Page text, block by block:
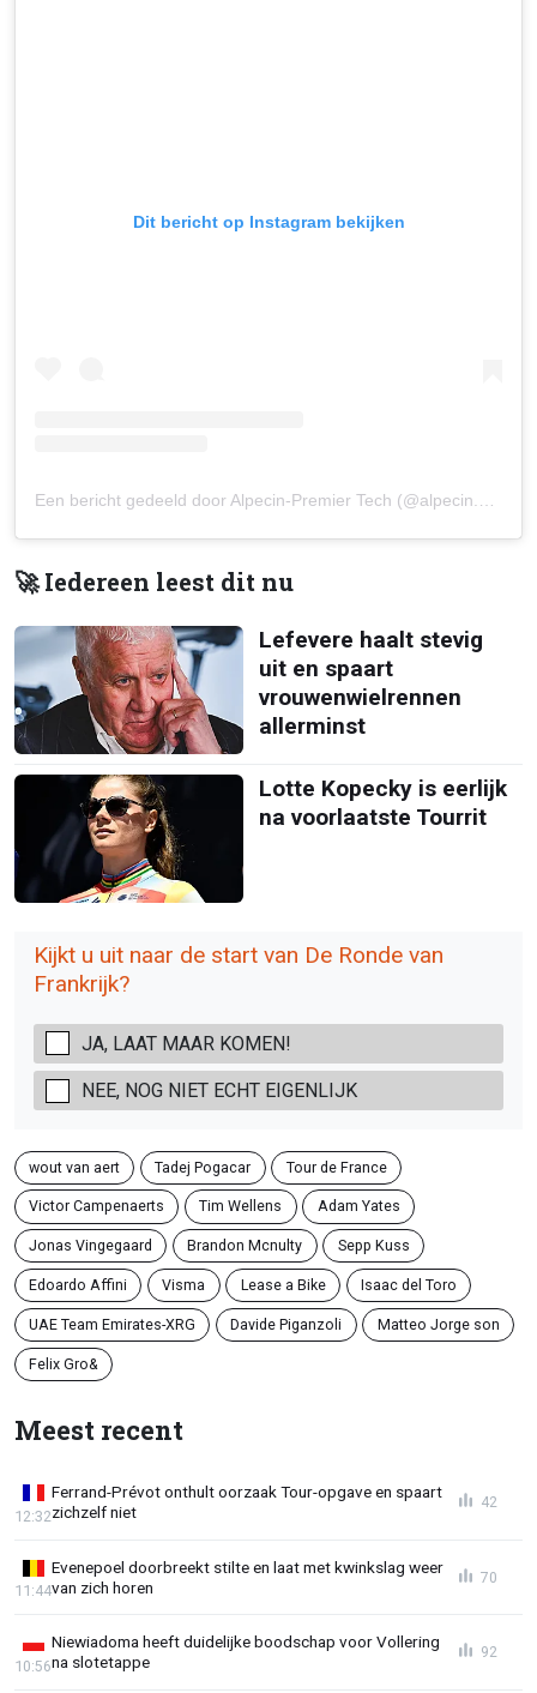
Dit bericht op Instagram bekijken
🚀 Iedereen leest dit nu
Lefevere haalt stevig
uit en spaart
vrouwenwielrennen
allerminst
Lotte Kopecky is eerlijk
na voorlaatste Tourrit
Kijkt u uit naar de start van De Ronde van
Frankrijk?
JA, LAAT MAAR KOMEN!
NEE, NOG NIET ECHT EIGENLIJK
wout van aert Tadej Pogacar Tour de France
Victor Campenaerts Tim Wellens Adam Yates
Jonas Vingegaard Brandon Mcnulty Sepp Kuss
Edoardo Affini Visma Lease a Bike Isaac del Toro
UAE Team Emirates-XRG Davide Piganzoli Matteo Jorge son
Felix Gro&
Meest recent
Ferrand-Prévot onthult oorzaak Tour-opgave en spaart
zichzelf niet
12:32
42
Evenepoel doorbreekt stilte en laat met kwinkslag weer
van zich horen
11:44
70
Niewiadoma heeft duidelijke boodschap voor Vollering
na slotetappe
10:56
92